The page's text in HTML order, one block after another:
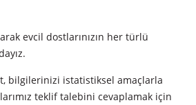
evcil dostlarınızın her türlü
bilgilerinizi istatistiksel amaçlarla
teklif talebini cevaplamak için